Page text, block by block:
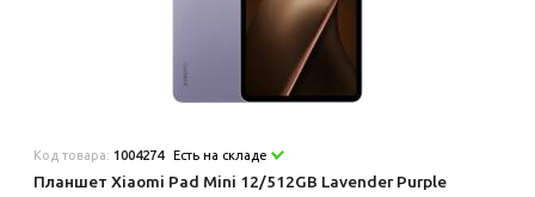
Код товара: 1004274 Есть на складе
Планшет Xiaomi Pad Mini 12/512GB Lavender Purple